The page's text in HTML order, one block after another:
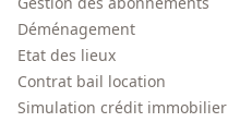
Déménagement
Etat des lieux
Contrat bail location
Simulation crédit immobilier